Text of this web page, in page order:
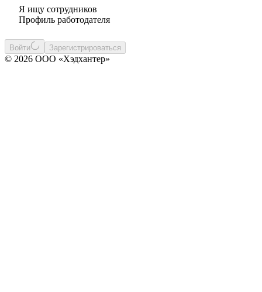
Я ищу сотрудников
Профиль работодателя
Войти Зарегистрироваться
© 2026 ООО «Хэдхантер»